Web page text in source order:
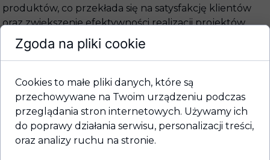
produktów, co przekłada się na satysfakcję klientów
oraz zwiększenie efektywności realizacji projektów
budowlanych.
trzy główne kategorie: produkty do dachów
spadzistych, technika montażu i mocowań do dachów i
ścian oraz produkty do dachów płaskich. IVT zapewnia
rozwiązania, które pomagają w rozwiązywaniu nawet
najbardziej nietypowych problemów na dachach, co
Zgoda na pliki cookie
Cookies to małe pliki danych, które są
przechowywane na Twoim urządzeniu podczas
przeglądania stron internetowych. Używamy ich
do poprawy działania serwisu, personalizacji treści,
oraz analizy ruchu na stronie.